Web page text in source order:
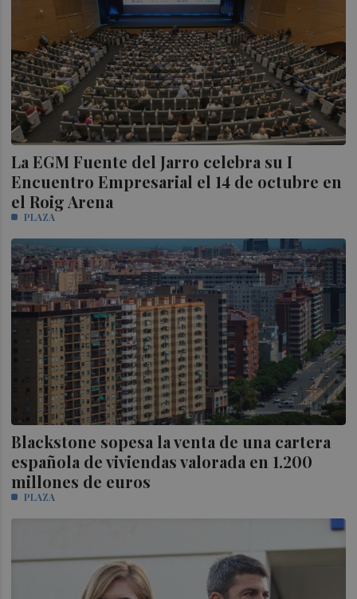
La EGM Fuente del Jarro celebra su I
Encuentro Empresarial el 14 de octubre en
el Roig Arena
PLAZA
Blackstone sopesa la venta de una cartera
española de viviendas valorada en 1.200
millones de euros
PLAZA